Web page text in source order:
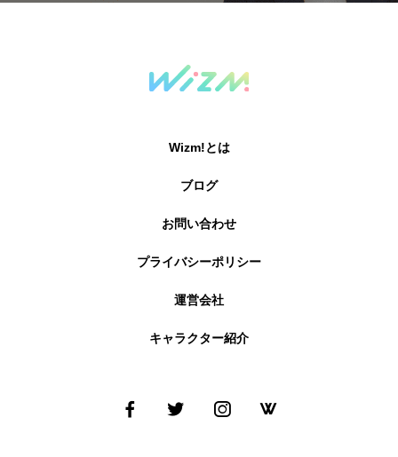
Wizm!とは
ブログ
お問い合わせ
プライバシーポリシー
運営会社
キャラクター紹介